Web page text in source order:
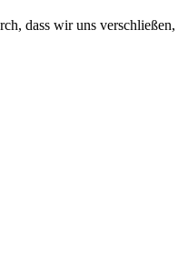
dass wir uns verschließen,